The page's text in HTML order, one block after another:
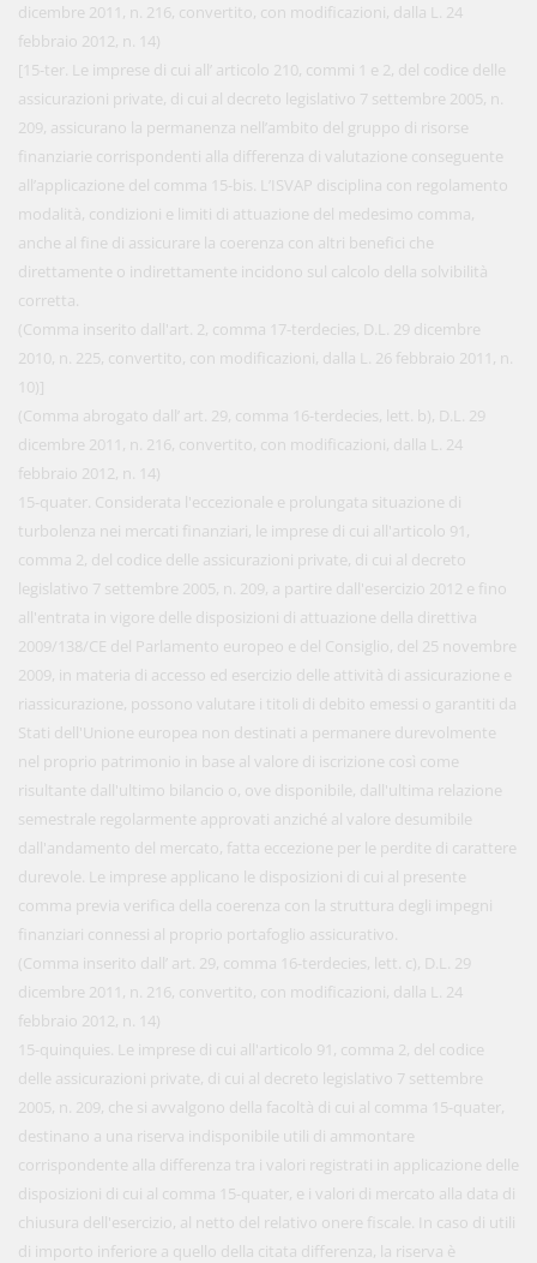
dicembre 2011, n. 216, convertito, con modificazioni, dalla L. 24
febbraio 2012, n. 14)
[15-ter. Le imprese di cui all’ articolo 210, commi 1 e 2, del codice delle
assicurazioni private, di cui al decreto legislativo 7 settembre 2005, n.
209, assicurano la permanenza nell’ambito del gruppo di risorse
finanziarie corrispondenti alla differenza di valutazione conseguente
all’applicazione del comma 15-bis. L’ISVAP disciplina con regolamento
modalità, condizioni e limiti di attuazione del medesimo comma,
anche al fine di assicurare la coerenza con altri benefici che
direttamente o indirettamente incidono sul calcolo della solvibilità
corretta.
(Comma inserito dall'art. 2, comma 17-terdecies, D.L. 29 dicembre
2010, n. 225, convertito, con modificazioni, dalla L. 26 febbraio 2011, n.
10)]
(Comma abrogato dall’ art. 29, comma 16-terdecies, lett. b), D.L. 29
dicembre 2011, n. 216, convertito, con modificazioni, dalla L. 24
febbraio 2012, n. 14)
15-quater. Considerata l'eccezionale e prolungata situazione di
turbolenza nei mercati finanziari, le imprese di cui all'articolo 91,
comma 2, del codice delle assicurazioni private, di cui al decreto
legislativo 7 settembre 2005, n. 209, a partire dall'esercizio 2012 e fino
all'entrata in vigore delle disposizioni di attuazione della direttiva
2009/138/CE del Parlamento europeo e del Consiglio, del 25 novembre
2009, in materia di accesso ed esercizio delle attività di assicurazione e
riassicurazione, possono valutare i titoli di debito emessi o garantiti da
Stati dell'Unione europea non destinati a permanere durevolmente
nel proprio patrimonio in base al valore di iscrizione così come
risultante dall'ultimo bilancio o, ove disponibile, dall'ultima relazione
semestrale regolarmente approvati anziché al valore desumibile
dall'andamento del mercato, fatta eccezione per le perdite di carattere
durevole. Le imprese applicano le disposizioni di cui al presente
comma previa verifica della coerenza con la struttura degli impegni
finanziari connessi al proprio portafoglio assicurativo.
(Comma inserito dall’ art. 29, comma 16-terdecies, lett. c), D.L. 29
dicembre 2011, n. 216, convertito, con modificazioni, dalla L. 24
febbraio 2012, n. 14)
15-quinquies. Le imprese di cui all'articolo 91, comma 2, del codice
delle assicurazioni private, di cui al decreto legislativo 7 settembre
2005, n. 209, che si avvalgono della facoltà di cui al comma 15-quater,
destinano a una riserva indisponibile utili di ammontare
corrispondente alla differenza tra i valori registrati in applicazione delle
disposizioni di cui al comma 15-quater, e i valori di mercato alla data di
chiusura dell'esercizio, al netto del relativo onere fiscale. In caso di utili
di importo inferiore a quello della citata differenza, la riserva è